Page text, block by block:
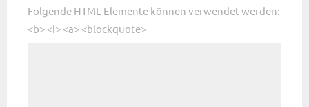
Folgende HTML-Elemente können verwendet werden:
<b> <i> <a> <blockquote>